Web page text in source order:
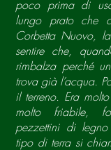
poco prima di
lungo prato che
Corbetta Nuovo,
sentire che,
rimbalza perché
trova già l’acqua.
il terreno. Era
molto friabile,
pezzettini di
tipo di terra si